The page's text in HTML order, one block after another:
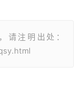
请注明出处：